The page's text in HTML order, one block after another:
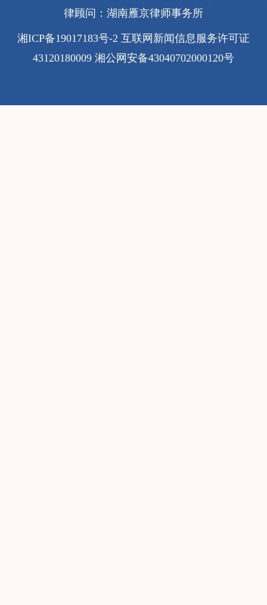
律顾问：湖南雁京律师事务所
湘ICP备19017183号-2 互联网新闻信息服务许可证
43120180009 湘公网安备43040702000120号